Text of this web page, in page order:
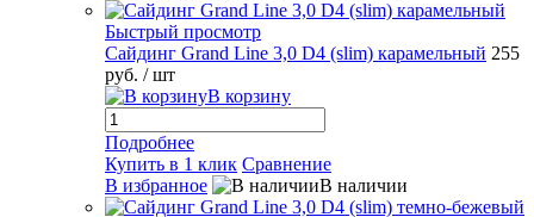
Быстрый просмотр
Сайдинг Grand Line 3,0 D4 (slim) карамельный 255
руб. / шт
В корзину
Подробнее
Купить в 1 клик Сравнение
В избранное
В наличии